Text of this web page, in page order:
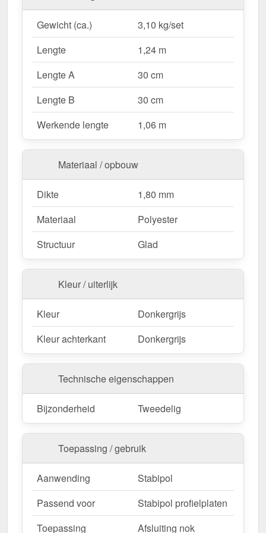
Gewicht (ca.)
3,10 kg/set
Lengte
1,24 m
Lengte A
30 cm
Lengte B
30 cm
Werkende lengte
1,06 m
Materiaal / opbouw
Dikte
1,80 mm
Materiaal
Polyester
Structuur
Glad
Kleur / uiterlijk
Kleur
Donkergrijs
Kleur achterkant
Donkergrijs
Technische eigenschappen
Bijzonderheid Tweedelig
Toepassing / gebruik
Aanwending
Stabipol
Passend voor
Stabipol profielplaten
Toepassing
Afsluiting nok